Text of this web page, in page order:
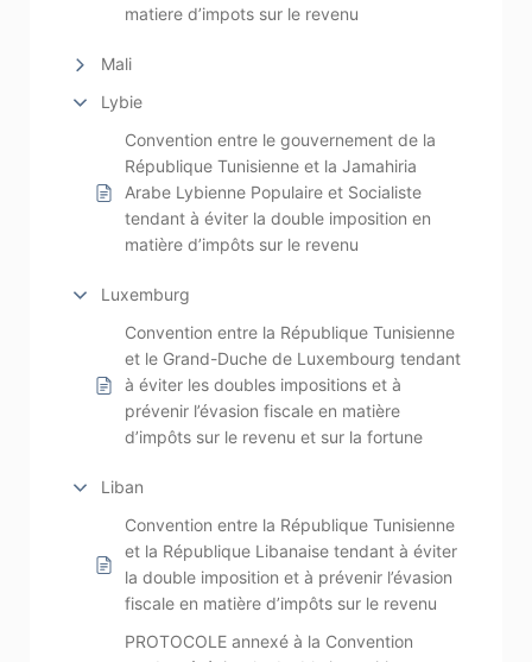
matiere d’impots sur le revenu
Mali
Lybie
Convention entre le gouvernement de la
République Tunisienne et la Jamahiria
Arabe Lybienne Populaire et Socialiste
tendant à éviter la double imposition en
matière d’impôts sur le revenu
Luxemburg
Convention entre la République Tunisienne
et le Grand-Duche de Luxembourg tendant
à éviter les doubles impositions et à
prévenir l’évasion fiscale en matière
d’impôts sur le revenu et sur la fortune
Liban
Convention entre la République Tunisienne
et la République Libanaise tendant à éviter
la double imposition et à prévenir l’évasion
fiscale en matière d’impôts sur le revenu
PROTOCOLE annexé à la Convention